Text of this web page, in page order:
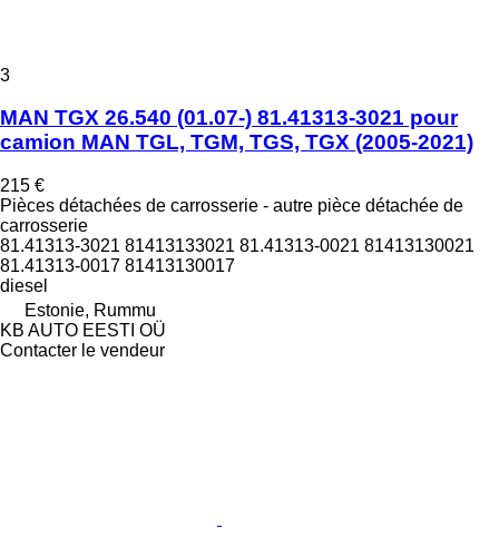
3
MAN TGX 26.540 (01.07-) 81.41313-3021 pour
camion MAN TGL, TGM, TGS, TGX (2005-2021)
215 €
Pièces détachées de carrosserie - autre pièce détachée de
carrosserie
81.41313-3021 81413133021 81.41313-0021 81413130021
81.41313-0017 81413130017
diesel
Estonie, Rummu
KB AUTO EESTI OÜ
Contacter le vendeur